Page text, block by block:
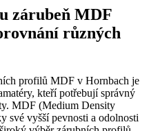
zárubeň MDF
různých
profilů MDF v Hornbach je
kteří potřebují správný
MDF (Medium Density
své vyšší pevnosti a odolnosti